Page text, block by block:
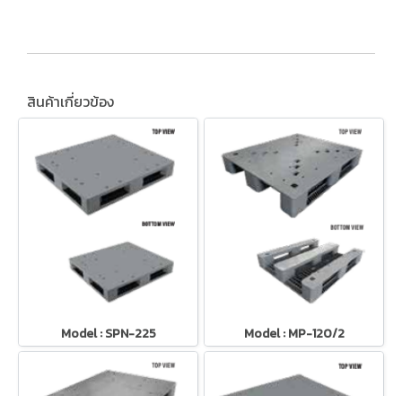
สินค้าเกี่ยวข้อง
Model : SPN-225 Model : MP-120/2